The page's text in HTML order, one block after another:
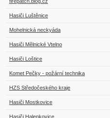
firepatch.blog.cz
Hasiči Luštěnice
Mohelnická neckyáda
Hasiči Mělnické Vtelno
Hasiči Loštice
Komet Pečky - požární technika
HZS Středočeského kraje
Hasiči Mostkovice
Hasiči Halenkovice